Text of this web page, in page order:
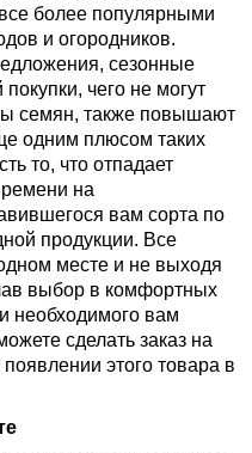
более популярными
и огородников.
сезонные
чего не могут
семян, также повышают
одним плюсом таких
то, что отпадает
на
вам сорта по
продукции. Все
месте и не выходя
выбор в комфортных
необходимого вам
сделать заказ на
этого товара в